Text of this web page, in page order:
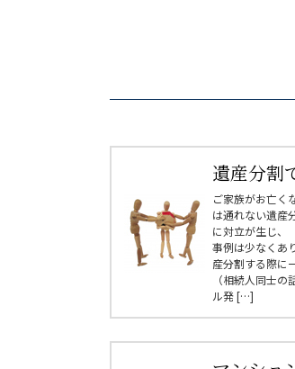
遺産分割
ご家族がお亡く
は通れない遺産
に対立が生じ、
事例は少なくあ
産分割する際に
（相続人同士
ル発 […]